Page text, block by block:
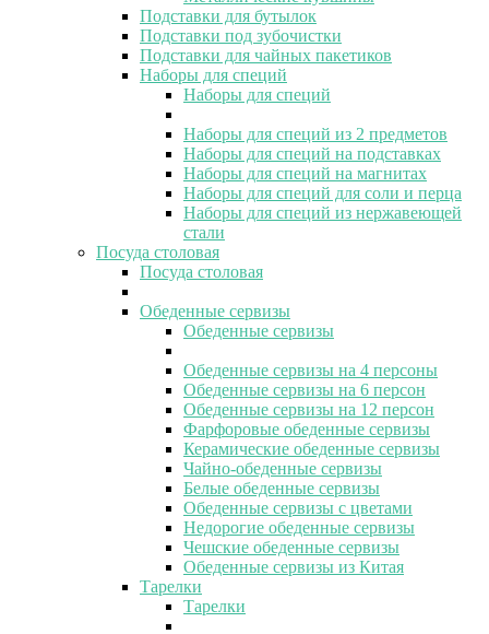
Подставки для бутылок
Подставки под зубочистки
Подставки для чайных пакетиков
Наборы для специй
Наборы для специй
Наборы для специй из 2 предметов
Наборы для специй на подставках
Наборы для специй на магнитах
Наборы для специй для соли и перца
Наборы для специй из нержавеющей
стали
Посуда столовая
Посуда столовая
Обеденные сервизы
Обеденные сервизы
Обеденные сервизы на 4 персоны
Обеденные сервизы на 6 персон
Обеденные сервизы на 12 персон
Фарфоровые обеденные сервизы
Керамические обеденные сервизы
Чайно-обеденные сервизы
Белые обеденные сервизы
Обеденные сервизы с цветами
Недорогие обеденные сервизы
Чешские обеденные сервизы
Обеденные сервизы из Китая
Тарелки
Тарелки